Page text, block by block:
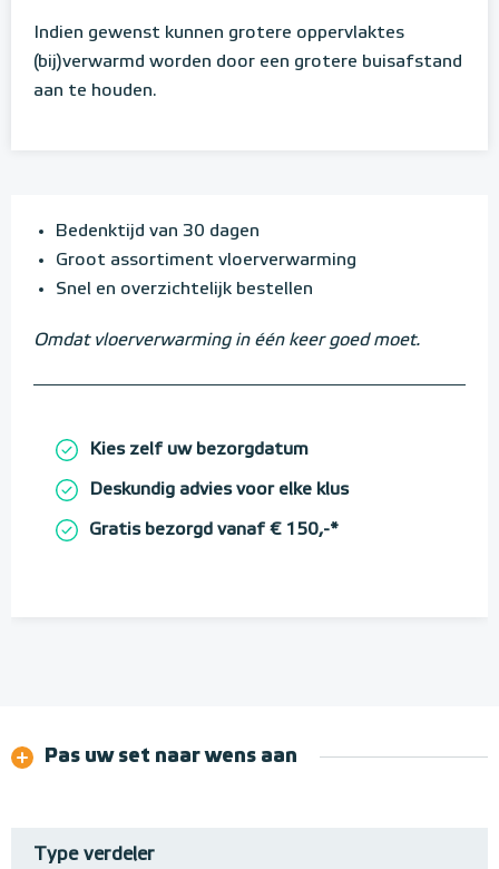
Indien gewenst kunnen grotere oppervlaktes
(bij)verwarmd worden door een grotere buisafstand
aan te houden.
Bedenktijd van 30 dagen
Groot assortiment vloerverwarming
Snel en overzichtelijk bestellen
Omdat vloerverwarming in één keer goed moet.
Kies zelf uw bezorgdatum
Deskundig advies voor elke klus
Gratis bezorgd vanaf € 150,-*
Pas uw set naar wens aan
Type verdeler